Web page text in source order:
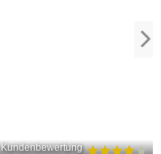
Kundenbewertung